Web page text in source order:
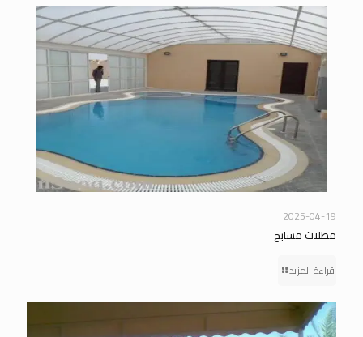
2025-04-19
مظلات مسابح
قراءة المزيد